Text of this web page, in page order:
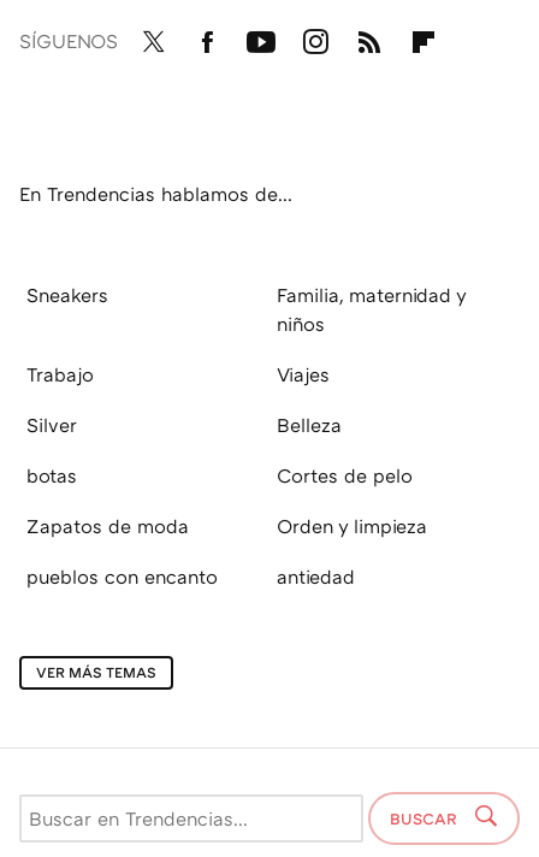
SÍGUENOS
En Trendencias hablamos de...
Sneakers
Familia, maternidad y
niños
Trabajo Viajes
Silver Belleza
botas Cortes de pelo
Zapatos de moda Orden y limpieza
pueblos con encanto antiedad
VER MÁS TEMAS
BUSCAR